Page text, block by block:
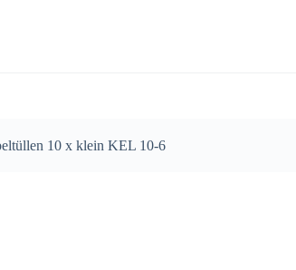
10 x klein KEL 10-6